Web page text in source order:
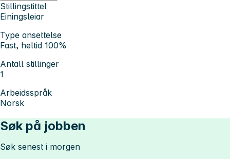
Stillingstittel
Einingsleiar
Type ansettelse
Fast, heltid 100%
Antall stillinger
1
Arbeidsspråk
Norsk
Søk på jobben
Søk senest i morgen